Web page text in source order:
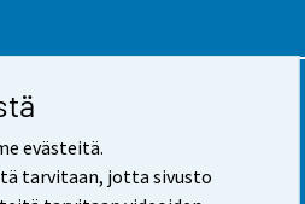
evästeitä.
tarvitaan, jotta sivusto